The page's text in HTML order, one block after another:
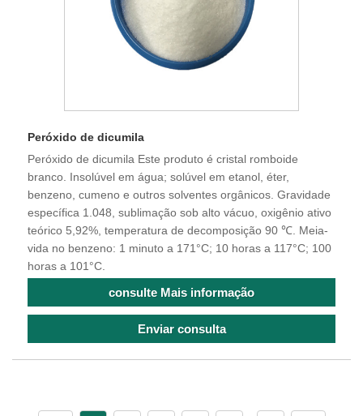
Peróxido de dicumila
Peróxido de dicumila Este produto é cristal romboide
branco. Insolúvel em água; solúvel em etanol, éter,
benzeno, cumeno e outros solventes orgânicos. Gravidade
específica 1.048, sublimação sob alto vácuo, oxigênio ativo
teórico 5,92%, temperatura de decomposição 90 ℃. Meia-
vida no benzeno: 1 minuto a 171°C; 10 horas a 117°C; 100
horas a 101°C.
consulte Mais informação
Enviar consulta